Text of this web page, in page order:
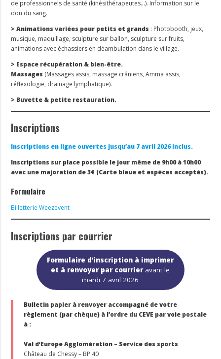
de professionnels de santé (kinésithérapeutes…). Information sur le
don du sang.
> Animations variées pour petits et grands : Photobooth, jeux,
musique, maquillage, sculpture sur ballon, sculpture sur fruits,
animations avec échassiers en déambulation dans le village.
> Espace récupération & bien-être.
Massages (Massages assis, massage crâniens, Amma assis,
réflexologie, drainage lymphatique).
> Buvette & petite restauration.
Inscriptions
Inscriptions en ligne ouvertes jusqu’au 7 avril 2026 inclus.
Inscriptions sur place possible le jour même de 9h00 à 10h00
avec une majoration de 3€ (Carte bleue et espèces acceptés).
Formulaire
Billetterie Weezevent
Inscriptions par courrier
Formulaire d’inscription à imprimer
et à renvoyer par courrieravant le
mardi 7 avril 2026
Bulletin papier à renvoyer accompagné de votre
règlement (par chèque) à l’ordre du CEVE par voie postale
à :
Val d’Europe Agglomération – Service des sports
Château de Chessy – BP 40